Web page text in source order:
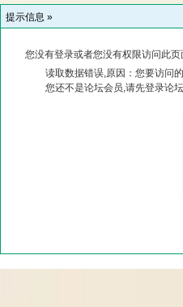
提示信息 »
您没有登录或者您没有权限访问此
读取数据错误,原因：您要访问
您还不是论坛会员,请先登录论坛